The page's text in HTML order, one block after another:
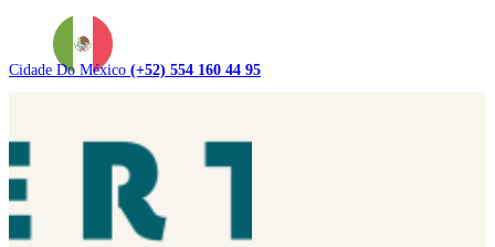
Cidade Do México (+52) 554 160 44 95